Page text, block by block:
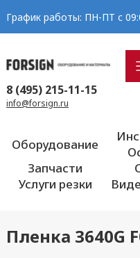
График работы: ПН-ПТ с
8 (495) 215-11-15
info@forsign.ru
Оборудование
Запчасти
Услуги резки
Пленка 3640G